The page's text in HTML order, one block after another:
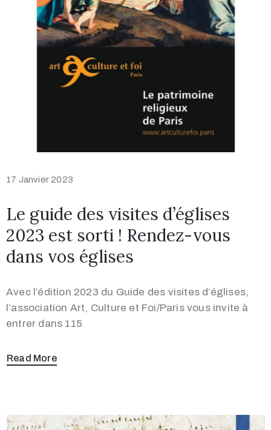
17 Janvier 2023
Le guide des visites d’églises
2023 est sorti ! Rendez-vous
dans vos églises
Avec l’édition 2023 du Guide des visites d’églises,
l’association Art, Culture et Foi/Paris vous invite à
entrer dans 115
Read More